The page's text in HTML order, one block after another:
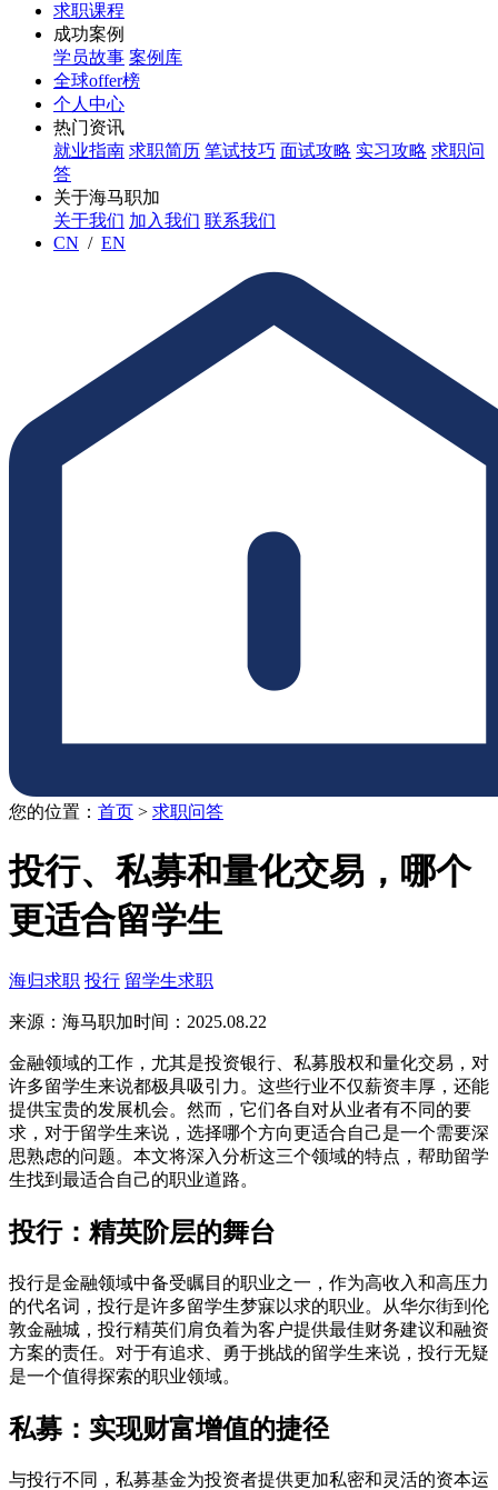
求职课程
成功案例
学员故事 案例库
全球offer榜
个人中心
热门资讯
就业指南 求职简历 笔试技巧 面试攻略 实习攻略 求职问
答
关于海马职加
关于我们 加入我们 联系我们
CN / EN
您的位置： 首页 > 求职问答
投行、私募和量化交易，哪个
更适合留学生
海归求职 投行 留学生求职
来源：海马职加时间：2025.08.22
金融领域的工作，尤其是投资银行、私募股权和量化交易，对
许多留学生来说都极具吸引力。这些行业不仅薪资丰厚，还能
提供宝贵的发展机会。然而，它们各自对从业者有不同的要
求，对于留学生来说，选择哪个方向更适合自己是一个需要深
思熟虑的问题。本文将深入分析这三个领域的特点，帮助留学
生找到最适合自己的职业道路。
投行：精英阶层的舞台
投行是金融领域中备受瞩目的职业之一，作为高收入和高压力
的代名词，投行是许多留学生梦寐以求的职业。从华尔街到伦
敦金融城，投行精英们肩负着为客户提供最佳财务建议和融资
方案的责任。对于有追求、勇于挑战的留学生来说，投行无疑
是一个值得探索的职业领域。
私募：实现财富增值的捷径
与投行不同，私募基金为投资者提供更加私密和灵活的资本运